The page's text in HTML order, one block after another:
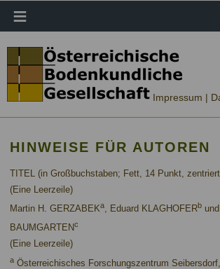
≡
Impressum |
HINWEISE FÜR AUTOREN
TITEL (in Großbuchstaben; Fett, 14 Punkt,
(Eine Leerzeile)
Martin H. GERZABEKa , Eduard KLAGHOFERb
BAUMGARTENc
(Eine Leerzeile)
a Österreichisches Forschungszentrum